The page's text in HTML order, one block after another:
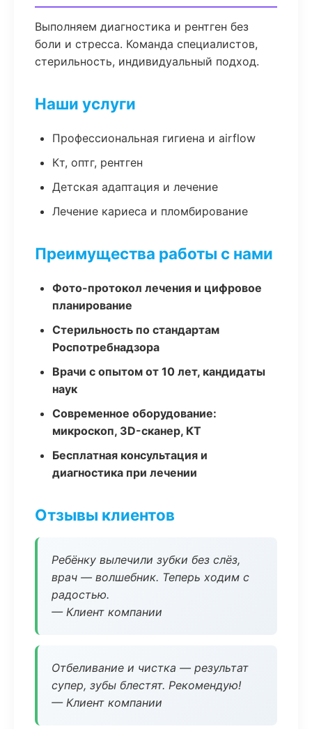
Выполняем диагностика и рентген без
боли и стресса. Команда специалистов,
стерильность, индивидуальный подход.
Наши услуги
Профессиональная гигиена и airflow
Кт, оптг, рентген
Детская адаптация и лечение
Лечение кариеса и пломбирование
Преимущества работы с нами
Фото-протокол лечения и цифровое
планирование
Стерильность по стандартам
Роспотребнадзора
Врачи с опытом от 10 лет, кандидаты
наук
Современное оборудование:
микроскоп, 3D-сканер, КТ
Бесплатная консультация и
диагностика при лечении
Отзывы клиентов
Ребёнку вылечили зубки без слёз,
врач — волшебник. Теперь ходим с
радостью.
— Клиент компании
Отбеливание и чистка — результат
супер, зубы блестят. Рекомендую!
— Клиент компании